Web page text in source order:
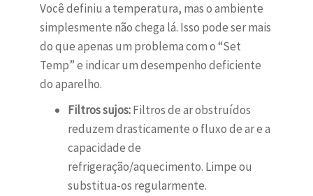
Você definiu a temperatura, mas o ambiente
simplesmente não chega lá. Isso pode ser mais
do que apenas um problema com o “Set
Temp” e indicar um desempenho deficiente
do aparelho.
Filtros sujos:Filtros de ar obstruídos
reduzem drasticamente o fluxo de ar e a
capacidade de
refrigeração/aquecimento. Limpe ou
substitua-os regularmente.